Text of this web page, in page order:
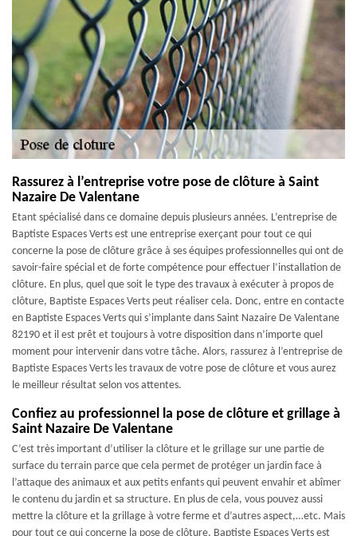
Rassurez à l’entreprise votre pose de clôture à Saint
Nazaire De Valentane
Etant spécialisé dans ce domaine depuis plusieurs années. L’entreprise de
Baptiste Espaces Verts est une entreprise exerçant pour tout ce qui
concerne la pose de clôture grâce à ses équipes professionnelles qui ont de
savoir-faire spécial et de forte compétence pour effectuer l’installation de
clôture. En plus, quel que soit le type des travaux à exécuter à propos de
clôture, Baptiste Espaces Verts peut réaliser cela. Donc, entre en contacte
en Baptiste Espaces Verts qui s’implante dans Saint Nazaire De Valentane
82190 et il est prêt et toujours à votre disposition dans n’importe quel
moment pour intervenir dans votre tâche. Alors, rassurez à l’entreprise de
Baptiste Espaces Verts les travaux de votre pose de clôture et vous aurez
le meilleur résultat selon vos attentes.
Confiez au professionnel la pose de clôture et grillage à
Saint Nazaire De Valentane
C’est très important d’utiliser la clôture et le grillage sur une partie de
surface du terrain parce que cela permet de protéger un jardin face à
l’attaque des animaux et aux petits enfants qui peuvent envahir et abîmer
le contenu du jardin et sa structure. En plus de cela, vous pouvez aussi
mettre la clôture et la grillage à votre ferme et d’autres aspect,…etc. Mais
pour tout ce qui concerne la pose de clôture, Baptiste Espaces Verts est